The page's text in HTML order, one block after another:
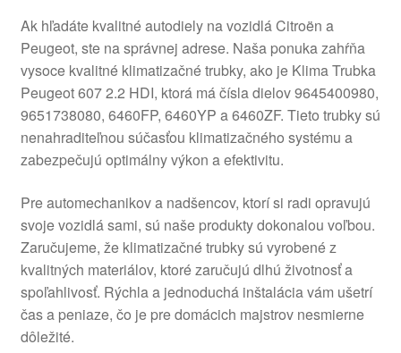
Košík
Môj účet
O nás
Obchodné podmienky
Ochrana osobních údajů
Platby
Pokladňa
Ak hľadáte kvalitné autodiely na vozidlá Citroën a
Peugeot, ste na správnej adrese. Naša ponuka zahŕňa
vysoce kvalitné klimatizačné trubky, ako je Klima Trubka
Peugeot 607 2.2 HDI, ktorá má čísla dielov 9645400980,
9651738080, 6460FP, 6460YP a 6460ZF. Tieto trubky sú
nenahraditeľnou súčasťou klimatizačného systému a
zabezpečujú optimálny výkon a efektivitu.
Pre automechanikov a nadšencov, ktorí si radi opravujú
svoje vozidlá sami, sú naše produkty dokonalou voľbou.
Zaručujeme, že klimatizačné trubky sú vyrobené z
kvalitných materiálov, ktoré zaručujú dlhú životnosť a
spoľahlivosť. Rýchla a jednoduchá inštalácia vám ušetrí
čas a peniaze, čo je pre domácich majstrov nesmierne
dôležité.